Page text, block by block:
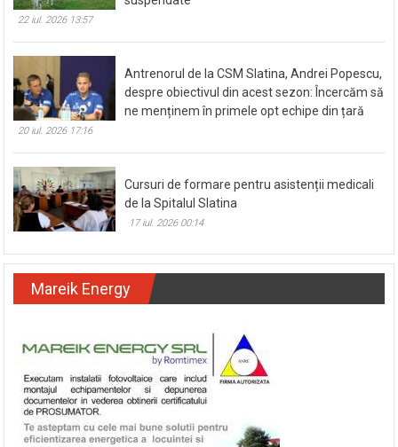
22 iul. 2026 13:57
Antrenorul de la CSM Slatina, Andrei Popescu,
despre obiectivul din acest sezon: Încercăm să
ne menținem în primele opt echipe din țară
20 iul. 2026 17:16
Cursuri de formare pentru asistenții medicali
de la Spitalul Slatina
17 iul. 2026 00:14
Mareik Energy